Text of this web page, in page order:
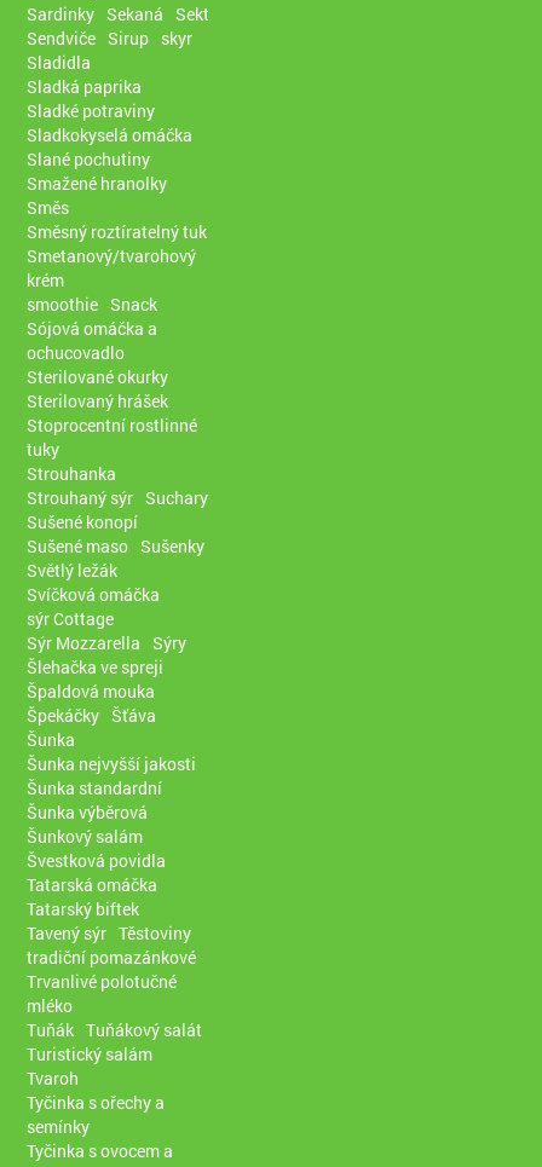
Sardinky Sekaná Sekt
Sendviče Sirup skyr
Sladidla
Sladká paprika
Sladké potraviny
Sladkokyselá omáčka
Slané pochutiny
Smažené hranolky
Směs
Směsný roztíratelný tuk
Smetanový/tvarohový
krém
smoothie Snack
Sójová omáčka a
ochucovadlo
Sterilované okurky
Sterilovaný hrášek
Stoprocentní rostlinné
tuky
Strouhanka
Strouhaný sýr Suchary
Sušené konopí
Sušené maso Sušenky
Světlý ležák
Svíčková omáčka
sýr Cottage
Sýr Mozzarella Sýry
Šlehačka ve spreji
Špaldová mouka
Špekáčky Šťáva
Šunka
Šunka nejvyšší jakosti
Šunka standardní
Šunka výběrová
Šunkový salám
Švestková povidla
Tatarská omáčka
Tatarský biftek
Tavený sýr Těstoviny
tradiční pomazánkové
Trvanlivé polotučné
mléko
Tuňák Tuňákový salát
Turistický salám
Tvaroh
Tyčinka s ořechy a
semínky
Tyčinka s ovocem a